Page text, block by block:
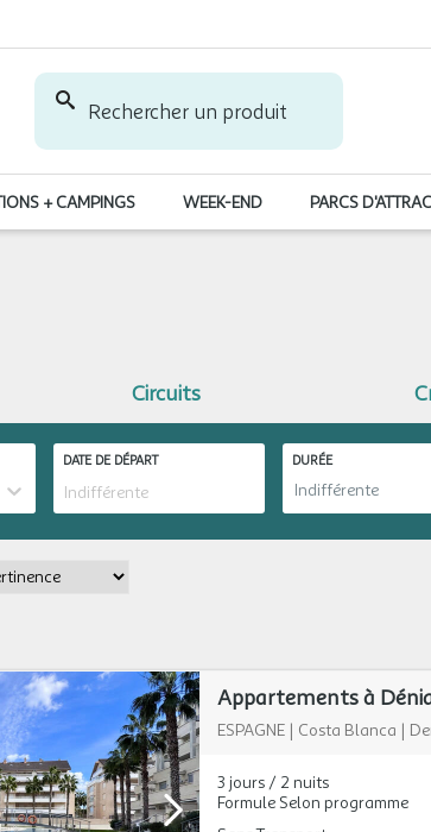
Rechercher un produit
+ CAMPINGS WEEK-END PARCS
Circuits
DATE DE DÉPART DURÉE
Indifférente
Appartements à
ESPAGNE | Costa Blanca |
3 jours / 2 nuits
Formule Selon programme